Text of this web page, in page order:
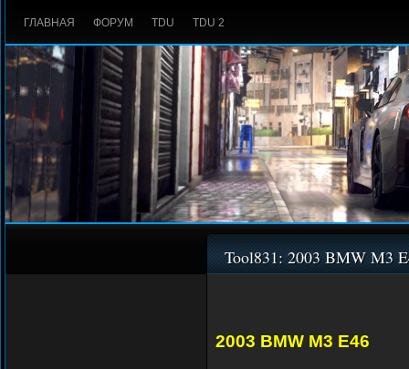
ГЛАВНАЯ ФОРУМ TDU TDU 2
Tool831: 2003 BMW M3
2003 BMW M3 E46